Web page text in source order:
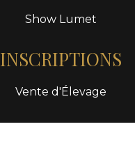
Show Lumet
INSCRIPTIONS
Vente d'Élevage